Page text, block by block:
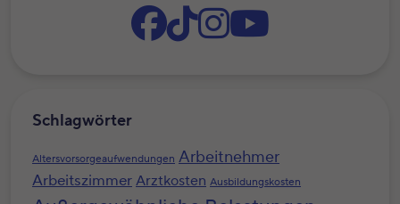
Schlagwörter
Altersvorsorgeaufwendungen Arbeitnehmer
Arbeitszimmer Arztkosten Ausbildungskosten